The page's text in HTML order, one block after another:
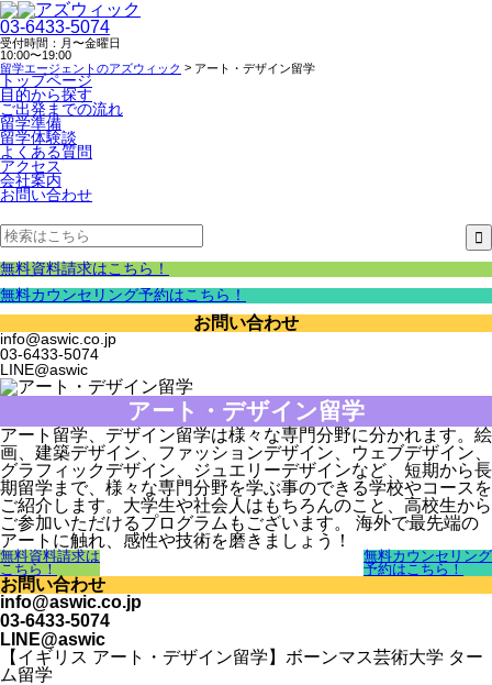
03-6433-5074
受付時間：月〜金曜日
10:00〜19:00
留学エージェントのアズウィック > アート・デザイン留学
トップページ
目的から探す
ご出発までの流れ
留学準備
留学体験談
よくある質問
アクセス
会社案内
お問い合わせ
無料資料請求はこちら！
無料カウンセリング予約はこちら！
お問い合わせ
info@aswic.co.jp
03-6433-5074
LINE@aswic
アート・デザイン留学
アート留学、デザイン留学は様々な専門分野に分かれます。絵
画、建築デザイン、ファッションデザイン、ウェブデザイン、
グラフィックデザイン、ジュエリーデザインなど、短期から長
期留学まで、様々な専門分野を学ぶ事のできる学校やコースを
ご紹介します。大学生や社会人はもちろんのこと、高校生から
ご参加いただけるプログラムもございます。 海外で最先端の
アートに触れ、感性や技術を磨きましょう！
無料資料請求は
こちら！
無料カウンセリング
予約はこちら！
お問い合わせ
info@aswic.co.jp
03-6433-5074
LINE@aswic
【イギリス アート・デザイン留学】ボーンマス芸術大学 ター
ム留学